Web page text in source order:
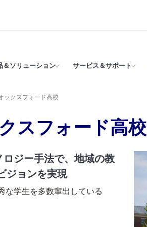
＆ソリューション サービス＆サポート
ックスフォード高校
スフォード高校
ー手法で、地域の教
ンを実現
生を多数輩出している